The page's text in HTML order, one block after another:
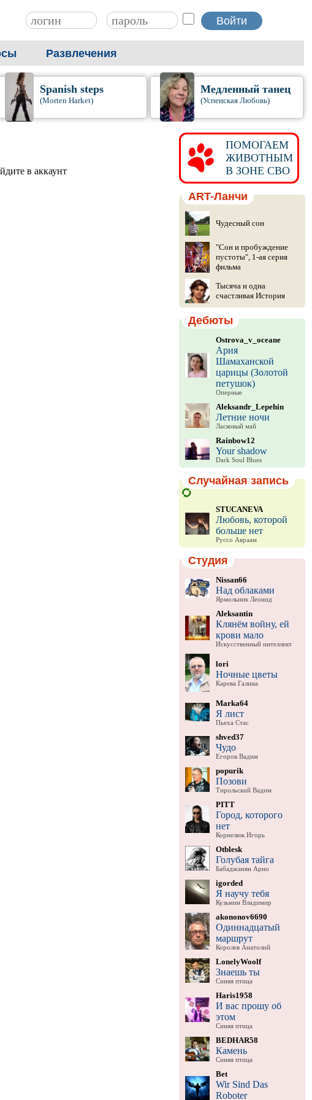
Развлечения
Spanish steps
(Morten Harket)
Медленный танец
(Успенская Любовь)
в аккаунт
ПОМОГАЕМ
ЖИВОТНЫМ
В ЗОНЕ СВО
ART-Ланчи
Чудесный сон
"Сон и пробуждение
пустоты", 1-ая серия
фильма
Тысяча и одна
счастливая История
Дебюты
Ostrova_v_oceane
Ария
Шамаханской
царицы (Золотой
петушок)
Оперные
Aleksandr_Lepehin
Летние ночи
Ласковый май
Rainbow12
Your shadow
Dark Soul Blues
Случайная запись
STUCANEVA
Любовь, которой
больше нет
Руссо Авраам
Студия
Nissan66
Над облаками
Ярмольник Леонид
Aleksantin
Клянём войну, ей
крови мало
Искусственный интеллект
lori
Ночные цветы
Карева Галина
Marka64
Я лист
Пьеха Стас
shved37
Чудо
Егоров Вадим
popurik
Позови
Тирольский Вадим
PITT
Город, которого
нет
Корнелюк Игорь
Otblesk
Голубая тайга
Бабаджанян Арно
igorded
Я научу тебя
Кузьмин Владимир
akononov6690
Одиннадцатый
маршрут
Королев Анатолий
LonelyWoolf
Знаешь ты
Синяя птица
Haris1958
И вас прошу об
этом
Синяя птица
BEDHAR58
Камень
Синяя птица
Bet
Wir Sind Das
Roboter